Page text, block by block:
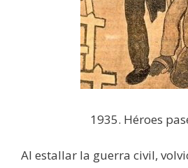
1935. Héroes
Al estallar la guerra civil,